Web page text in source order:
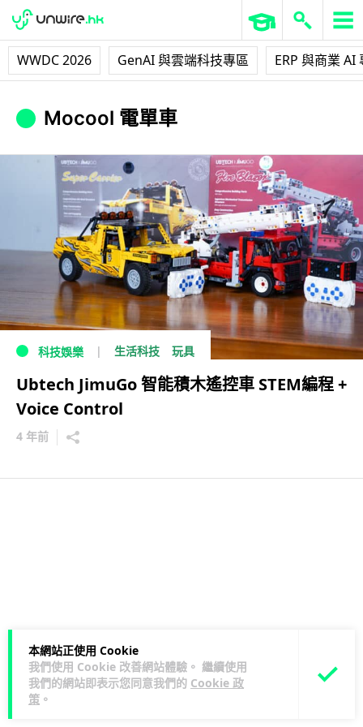
WWDC 2026 GenAI 與雲端科技專區 ERP 與商業 AI
本網站正使用 Cookie
我們使用 Cookie 改善網站體驗。 繼續使用
我們的網站即表示您同意我們的 Cookie 政
策 。
Mocool 電單車
科技娛樂 生活科技 玩具
Ubtech JimuGo 智能積木遙控車 STEM編程 +
Voice Control
4 年前